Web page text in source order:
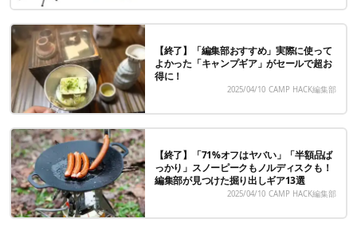
【終了】「編集部おすすめ」実際に使って
よかった「キャンプギア」がセールで超お
得に！
2025/04/10 CAMP HACK編集部
【終了】「71%オフはヤバい」「半額品ば
っかり」スノーピークもノルディスクも！
編集部が見つけた掘り出しギア13選
2025/04/10 CAMP HACK編集部